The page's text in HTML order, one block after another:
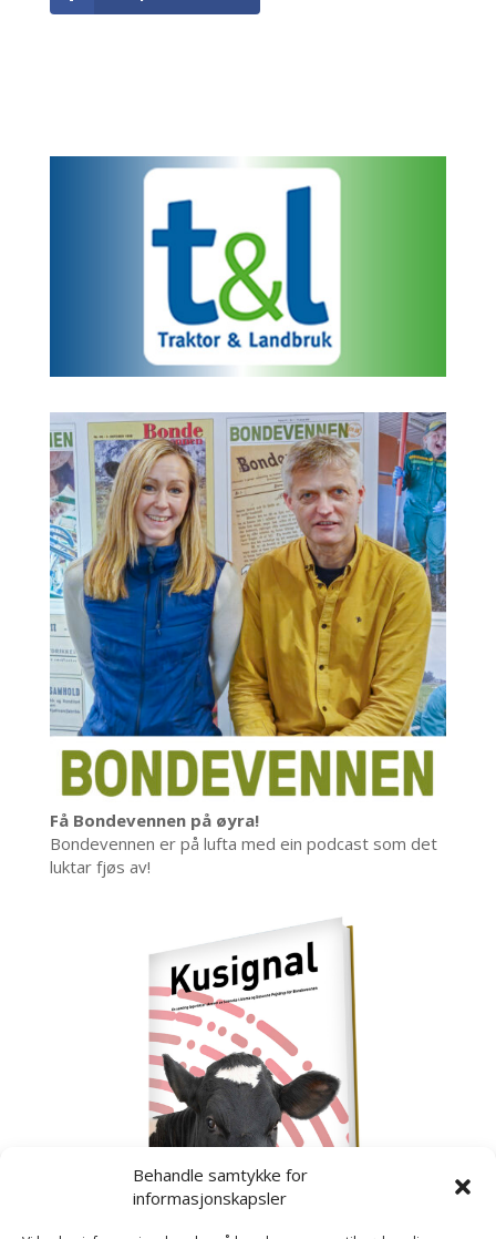
Behandle samtykke for
informasjonskapsler
Få Bondevennen på øyra!
Bondevennen er på lufta med ein podcast som det
luktar fjøs av!